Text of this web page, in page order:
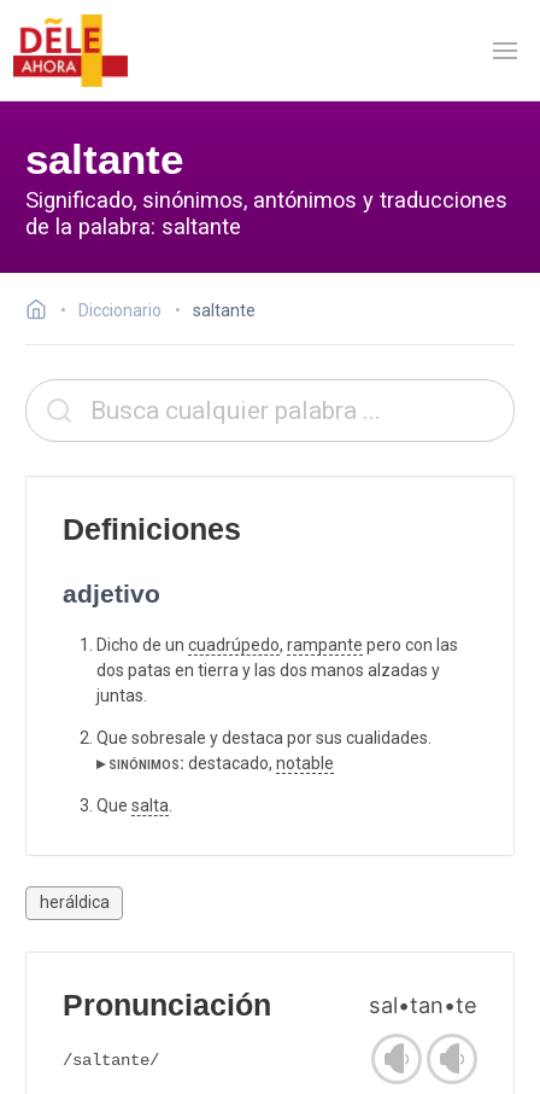
saltante
Significado, sinónimos, antónimos y traducciones
de la palabra: saltante
Diccionario saltante
Definiciones
adjetivo
Dicho de un cuadrúpedo, rampante pero con las
dos patas en tierra y las dos manos alzadas y
juntas.
Que sobresale y destaca por sus cualidades.
▸ sinónimos: destacado, notable
Que salta
heráldica
Pronunciación sal•tan•te
/saltante/